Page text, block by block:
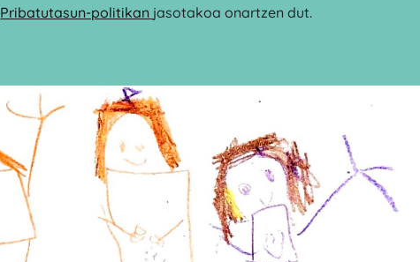
Pribatutasun-politikan jasotakoa onartzen dut.